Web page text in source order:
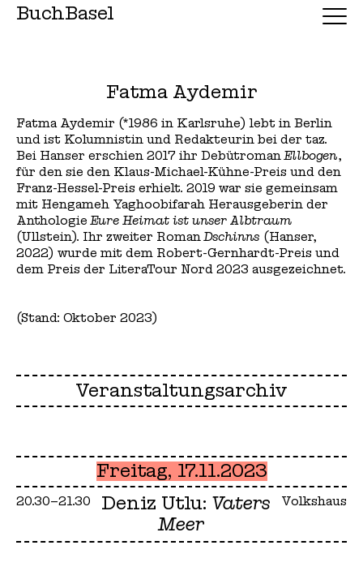
BuchBasel
Fatma Aydemir
Fatma Aydemir (*1986 in Karlsruhe) lebt in Berlin
und ist Kolumnistin und Redakteurin bei der taz.
Bei Hanser erschien 2017 ihr Debütroman Ellbogen,
für den sie den Klaus-Michael-Kühne-Preis und den
Franz-Hessel-Preis erhielt. 2019 war sie gemeinsam
mit Hengameh Yaghoobifarah Herausgeberin der
Anthologie Eure Heimat ist unser Albtraum
(Ullstein). Ihr zweiter Roman Dschinns (Hanser,
2022) wurde mit dem Robert-Gernhardt-Preis und
dem Preis der LiteraTour Nord 2023 ausgezeichnet.
(Stand: Oktober 2023)
Veranstaltungsarchiv
Freitag, 17.11.2023
20.30–21.30 Volkshaus
Deniz Utlu: Vaters
Meer